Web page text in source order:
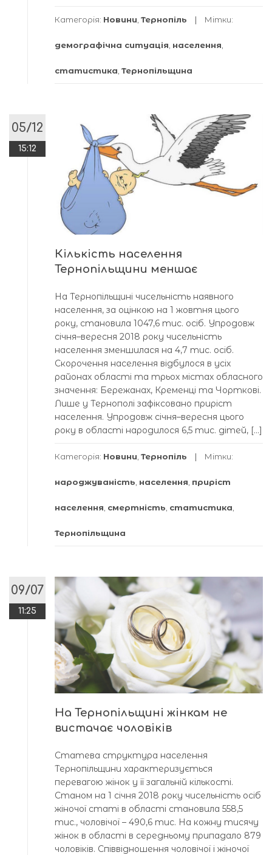
Категорія: Новини, Тернопіль Мітки:
демографічна ситуація, населення,
статистика, Тернопільщина
05/12
15:12
Кількість населення
Тернопільщини меншає
На Тернопільщині чисельність наявного
населення, за оцінкою на 1 жовтня цього
року, становила 1047,6 тис. осіб. Упродовж
січня–вересня 2018 року чисельність
населення зменшилася на 4,7 тис. осіб.
Скорочення населення відбулося в усіх
районах області та трьох містах обласного
значення: Бережанах, Кременці та Чорткові.
Лише у Тернополі зафіксовано приріст
населення. Упродовж січня–вересня цього
року в області народилося 6,5 тис. дітей, […]
Категорія: Новини, Тернопіль Мітки:
народжуваність, населення, приріст
населення, смертність, статистика,
Тернопільщина
09/07
11:25
На Тернопільщині жінкам не
вистачає чоловіків
Статева структура населення
Тернопільщини характеризується
перевагою жінок у її загальній кількості.
Станом на 1 січня 2018 року чисельність осіб
жіночої статі в області становила 558,5
тис., чоловічої – 490,6 тис. На кожну тисячу
жінок в області в середньому припадало 879
чоловіків. Співвідношення чоловічої і жіночої